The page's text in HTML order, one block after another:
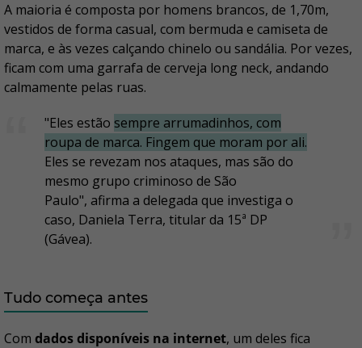
A maioria é composta por homens brancos, de 1,70m,
vestidos de forma casual, com bermuda e camiseta de
marca, e às vezes calçando chinelo ou sandália. Por vezes,
ficam com uma garrafa de cerveja long neck, andando
calmamente pelas ruas.
"Eles estão sempre arrumadinhos, com
roupa de marca. Fingem que moram por ali.
Eles se revezam nos ataques, mas são do
mesmo grupo criminoso de São
Paulo", afirma a delegada que investiga o
caso, Daniela Terra, titular da 15ª DP
(Gávea).
Tudo começa antes
Com dados disponíveis na internet, um deles fica